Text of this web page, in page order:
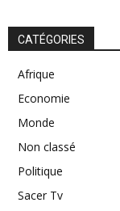
CATÉGORIES
Afrique
Economie
Monde
Non classé
Politique
Sacer Tv